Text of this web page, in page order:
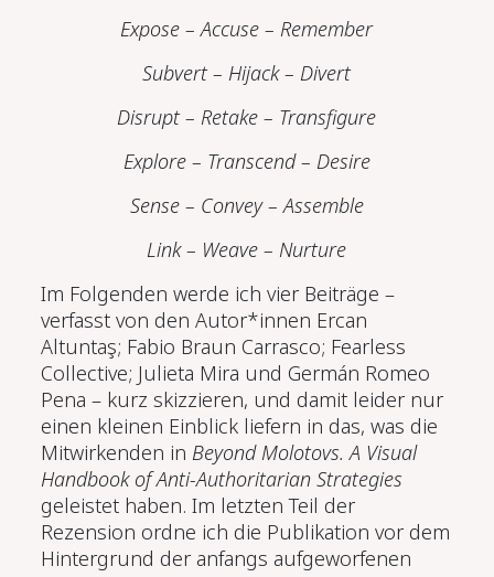
Expose – Accuse – Remember
Subvert – Hijack – Divert
Disrupt – Retake – Transfigure
Explore – Transcend – Desire
Sense – Convey – Assemble
Link – Weave – Nurture
Im Folgenden werde ich vier Beiträge –
verfasst von den Autor*innen Ercan
Altuntaş; Fabio Braun Carrasco; Fearless
Collective; Julieta Mira und Germán Romeo
Pena – kurz skizzieren, und damit leider nur
einen kleinen Einblick liefern in das, was die
Mitwirkenden in Beyond Molotovs. A Visual
Handbook of Anti-Authoritarian Strategies
geleistet haben. Im letzten Teil der
Rezension ordne ich die Publikation vor dem
Hintergrund der anfangs aufgeworfenen